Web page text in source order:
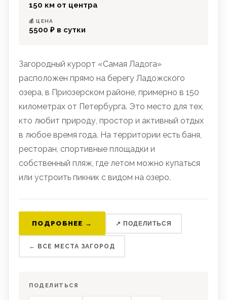
150 км от центра
💰 ЦЕНА
5500 ₽ в сутки
Загородный курорт «Самая Ладога»
расположен прямо на берегу Ладожского
озера, в Приозерском районе, примерно в 150
километрах от Петербурга. Это место для тех,
кто любит природу, простор и активный отдых
в любое время года. На территории есть баня,
ресторан, спортивные площадки и
собственный пляж, где летом можно купаться
или устроить пикник с видом на озеро.
ПОДРОБНЕЕ → ↗ ПОДЕЛИТЬСЯ
← ВСЕ МЕСТА ЗАГОРОД
ПОДЕЛИТЬСЯ